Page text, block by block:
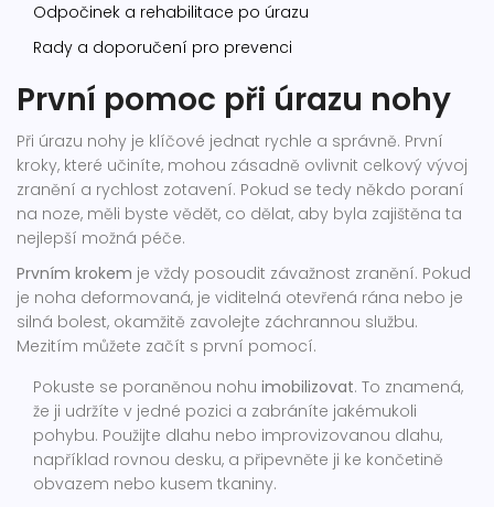
Odpočinek a rehabilitace po úrazu
Rady a doporučení pro prevenci
První pomoc při úrazu nohy
Při úrazu nohy je klíčové jednat rychle a správně. První
kroky, které učiníte, mohou zásadně ovlivnit celkový vývoj
zranění a rychlost zotavení. Pokud se tedy někdo poraní
na noze, měli byste vědět, co dělat, aby byla zajištěna ta
nejlepší možná péče.
Prvním krokem je vždy posoudit závažnost zranění. Pokud
je noha deformovaná, je viditelná otevřená rána nebo je
silná bolest, okamžitě zavolejte záchrannou službu.
Mezitím můžete začít s první pomocí.
Pokuste se poraněnou nohu imobilizovat. To znamená,
že ji udržíte v jedné pozici a zabráníte jakémukoli
pohybu. Použijte dlahu nebo improvizovanou dlahu,
například rovnou desku, a připevněte ji ke končetině
obvazem nebo kusem tkaniny.